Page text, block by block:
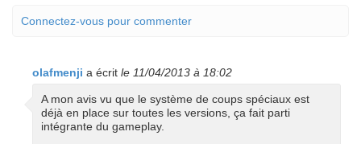
Connectez-vous pour commenter
olafmenji a écrit le 11/04/2013 à 18:02
A mon avis vu que le système de coups spéciaux est
déjà en place sur toutes les versions, ça fait parti
intégrante du gameplay.